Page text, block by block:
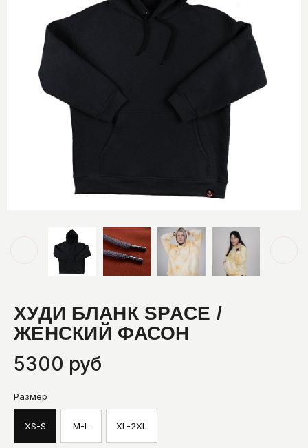
ХУДИ БЛАНК SPACE /
ЖЕНСКИЙ ФАСОН
5300 руб
Размер
XS-S M-L XL-2XL